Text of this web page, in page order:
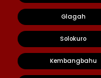
Glagah
Solokuro
Kembangbahu